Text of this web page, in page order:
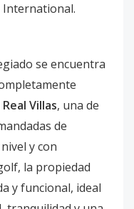
International.
se encuentra
Villas, una de
de
y con
la propiedad
y funcional, ideal